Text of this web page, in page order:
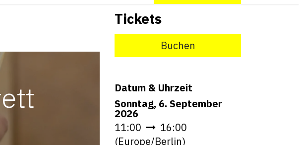
Tickets
Buchen
Datum & Uhrzeit
Sonntag, 6. September
2026
11:00
16:00
(Europe/Berlin)